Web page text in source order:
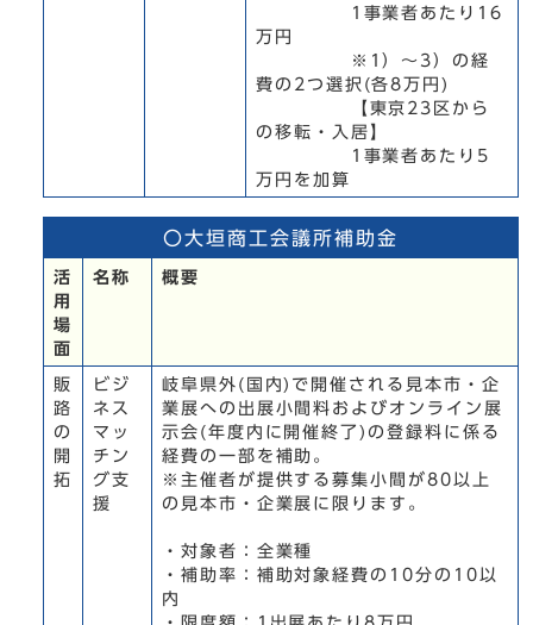
1事業者あたり16
万円
※1）～3）の経
費の2つ選択(各8万円)
【東京23区から
の移転・入居】
1事業者あたり5
万円を加算
〇大垣商工会議所補助金
活
用
場
面
名称 概要
販
路
の
開
拓
ビジ
ネス
マッ
チン
グ支
援
岐阜県外(国内)で開催される見本市・企
業展への出展小間料およびオンライン展
示会(年度内に開催終了)の登録料に係る
経費の一部を補助。
※主催者が提供する募集小間が80以上
の見本市・企業展に限ります。
・対象者：全業種
・補助率：補助対象経費の10分の10以
内